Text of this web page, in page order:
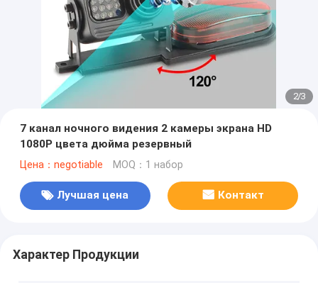
2/3
7 канал ночного видения 2 камеры экрана HD
1080P цвета дюйма резервный
Цена：negotiable MOQ：1 набор
Лучшая цена Контакт
Характер Продукции